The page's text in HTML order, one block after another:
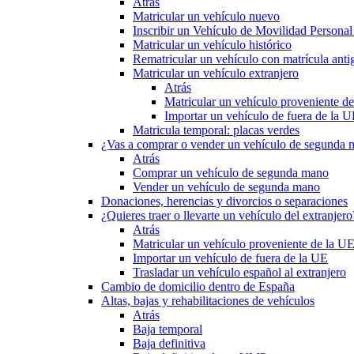
Matricular un vehículo nuevo
Inscribir un Vehículo de Movilidad
Matricular un vehículo histórico
Rematricular un vehículo con matrícula
Matricular un vehículo extranjero
Atrás
Matricular un vehículo proveniente
Importar un vehículo de fuera de la
Matricula temporal: placas verdes
¿Vas a comprar o vender un vehículo de segunda
Atrás
Comprar un vehículo de segunda mano
Vender un vehículo de segunda mano
Donaciones, herencias y divorcios o separaciones
¿Quieres traer o llevarte un vehículo del
Atrás
Matricular un vehículo proveniente de la UE
Importar un vehículo de fuera de la UE
Trasladar un vehículo español al extranjero
Cambio de domicilio dentro de España
Altas, bajas y rehabilitaciones de vehículos
Atrás
Baja temporal
Baja definitiva